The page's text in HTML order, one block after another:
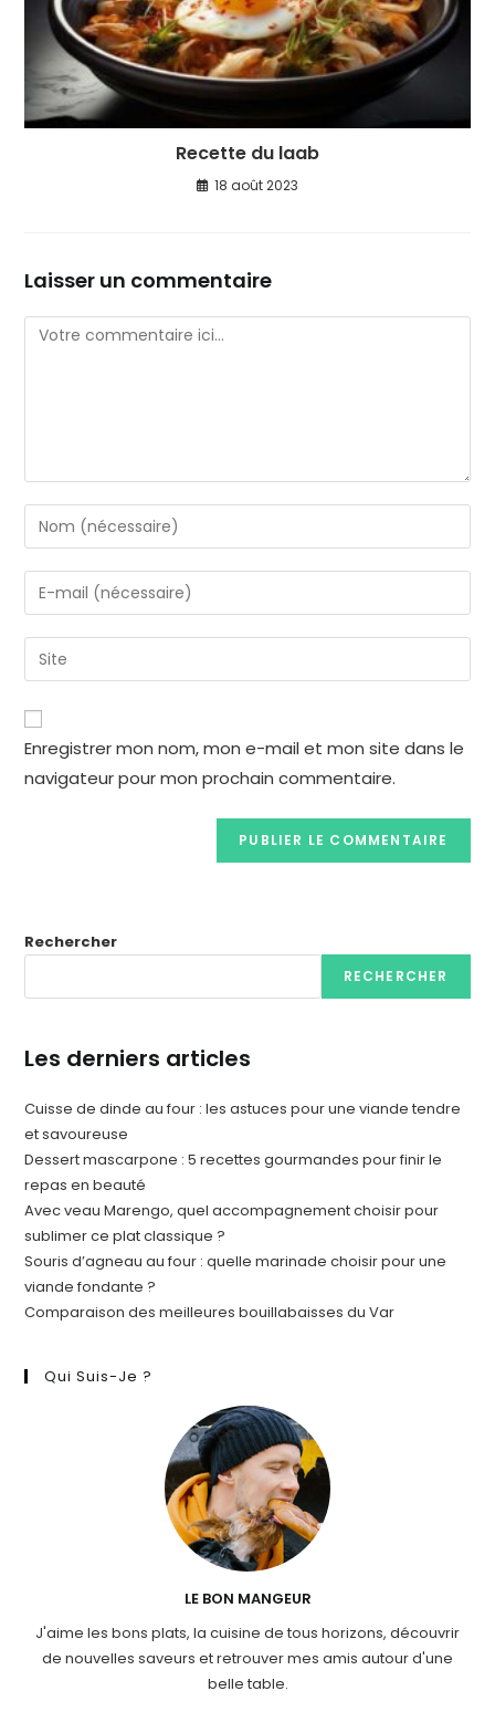
Recette du laab
18 août 2023
Laisser un commentaire
Enregistrer mon nom, mon e-mail et mon site dans le
navigateur pour mon prochain commentaire.
Rechercher
RECHERCHER
Les derniers articles
Cuisse de dinde au four : les astuces pour une viande tendre
et savoureuse
Dessert mascarpone : 5 recettes gourmandes pour finir le
repas en beauté
Avec veau Marengo, quel accompagnement choisir pour
sublimer ce plat classique ?
Souris d’agneau au four : quelle marinade choisir pour une
viande fondante ?
Comparaison des meilleures bouillabaisses du Var
Qui Suis-Je ?
LE BON MANGEUR
J'aime les bons plats, la cuisine de tous horizons, découvrir
de nouvelles saveurs et retrouver mes amis autour d'une
belle table.